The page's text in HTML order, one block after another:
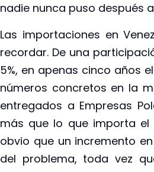
nadie nunca puso después
Las importaciones en
recordar. De una
5%, en apenas cinco años
números concretos en la
entregados a Empresas
más que lo que importa el
obvio que un incremento
del problema, toda vez